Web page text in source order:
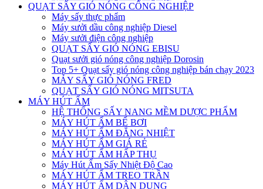
QUẠT SẤY GIÓ NÓNG CÔNG NGHIỆP
Máy sấy thực phẩm
Máy sưởi dầu công nghiệp Diesel
Máy sưởi điện công nghiệp
QUẠT SẤY GIÓ NÓNG EBISU
Quạt sưởi gió nóng công nghiệp Dorosin
Top 5+ Quạt sấy gió nóng công nghiệp bán chạy 2023
MÁY SẤY GIÓ NÓNG FRED
QUẠT SẤY GIÓ NÓNG MITSUTA
MÁY HÚT ẨM
HỆ THỐNG SẤY NANG MỀM DƯỢC PHẨM
MÁY HÚT ẨM BỂ BƠI
MÁY HÚT ẨM ĐẲNG NHIỆT
MÁY HÚT ẨM GIÁ RẺ
MÁY HÚT ẨM HẤP THỤ
Máy Hút Ẩm Sấy Nhiệt Độ Cao
MÁY HÚT ẨM TREO TRẦN
MÁY HÚT ẨM DÂN DỤNG